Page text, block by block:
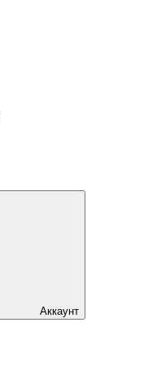
Аккаунт